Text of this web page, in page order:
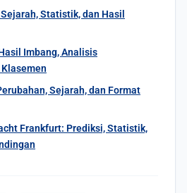
Statistik, dan Hasil
Imbang, Analisis
Sejarah, dan Format
Frankfurt: Prediksi, Statistik,